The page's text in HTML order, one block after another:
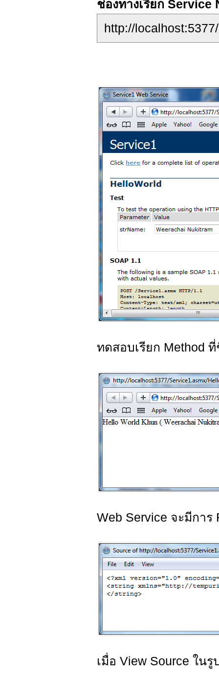
ช่องทางเรียก Service
http://
ทดสอบเรียก Method
Web Service จะมีกา
เมื่อ View Source ใน